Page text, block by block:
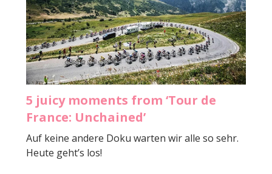
5 juicy moments from ‘Tour de
France: Unchained’
Auf keine andere Doku warten wir alle so sehr.
Heute geht’s los!